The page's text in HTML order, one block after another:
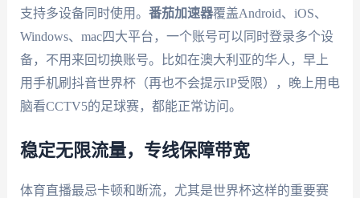
支持多设备同时使用。 番茄加速器覆盖Android、iOS、
Windows、mac四大平台，一个账号可以同时登录多个设
备，不用来回切换账号。比如在澳大利亚的华人，早上
用手机刷抖音世界杯（再也不会提示IP受限），晚上用电
脑看CCTV5的足球赛，都能正常访问。
稳定无限流量，专线保障带宽
体育直播最忌卡顿和断流，尤其是世界杯这样的重要赛